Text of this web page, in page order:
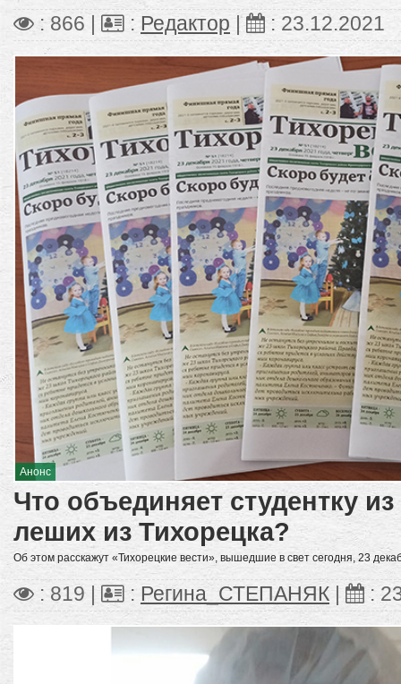
: 866 | : Редактор | : 23.12.2021
Анонс
Что объединяет студентку
леших из Тихорецка?
Об этом расскажут «Тихорецкие вести», вышедшие в свет сегодня, 23
: 819 | : Регина_СТЕПАНЯК :